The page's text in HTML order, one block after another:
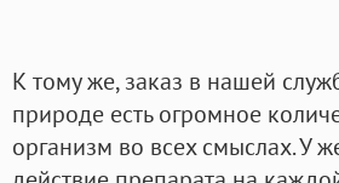
К тому же, заказ в нашей
природе есть огромное
организм во всех смыслах. У